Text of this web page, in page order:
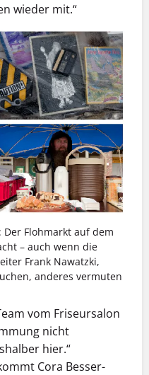
wieder mit.“
Flohmarkt auf dem
– auch wenn die
Frank Nawatzki,
anderes vermuten
vom Friseursalon
nicht
hier.“
Cora Besser-